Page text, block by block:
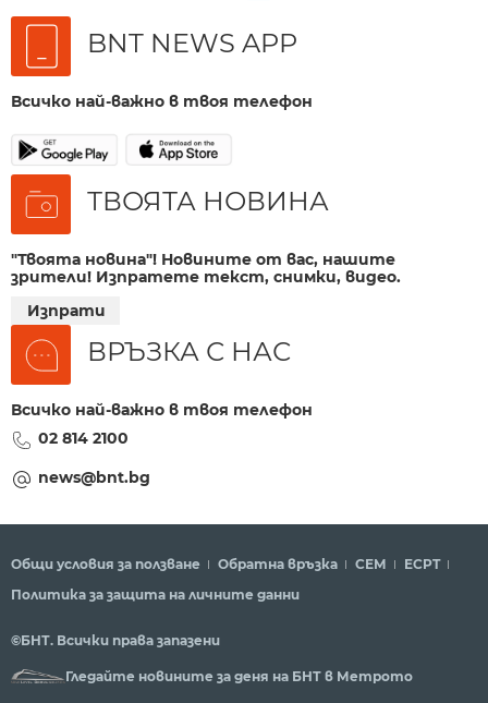
BNT NEWS APP
Всичко най-важно в твоя телефон
ТВОЯТА НОВИНА
"Твоята новина"! Новините от вас, нашите
зрители! Изпратете текст, снимки, видео.
Изпрати
ВРЪЗКА С НАС
Всичко най-важно в твоя телефон
02 814 2100
news@bnt.bg
Общи условия за ползване Обратна връзка СЕМ
ECPT
Политика за защита на личните данни
©БНТ. Всички права запазени
Гледайте новините за деня на БНТ в Метрото